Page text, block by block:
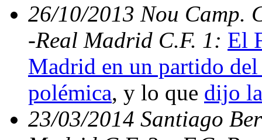
26/10/2013 Nou Camp.
-Real Madrid C.F. 1: El
Madrid en un partido
polémica, y lo que dijo
23/03/2014 Santiago